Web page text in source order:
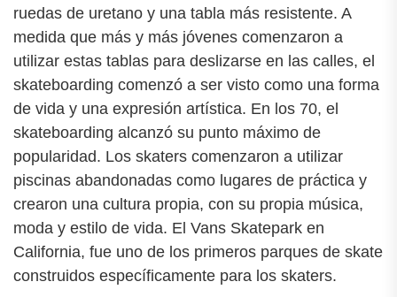
ruedas de uretano y una tabla más resistente. A
medida que más y más jóvenes comenzaron a
utilizar estas tablas para deslizarse en las calles, el
skateboarding comenzó a ser visto como una forma
de vida y una expresión artística. En los 70, el
skateboarding alcanzó su punto máximo de
popularidad. Los skaters comenzaron a utilizar
piscinas abandonadas como lugares de práctica y
crearon una cultura propia, con su propia música,
moda y estilo de vida. El Vans Skatepark en
California, fue uno de los primeros parques de skate
construidos específicamente para los skaters.